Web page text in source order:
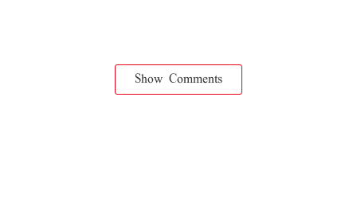
Show Comments